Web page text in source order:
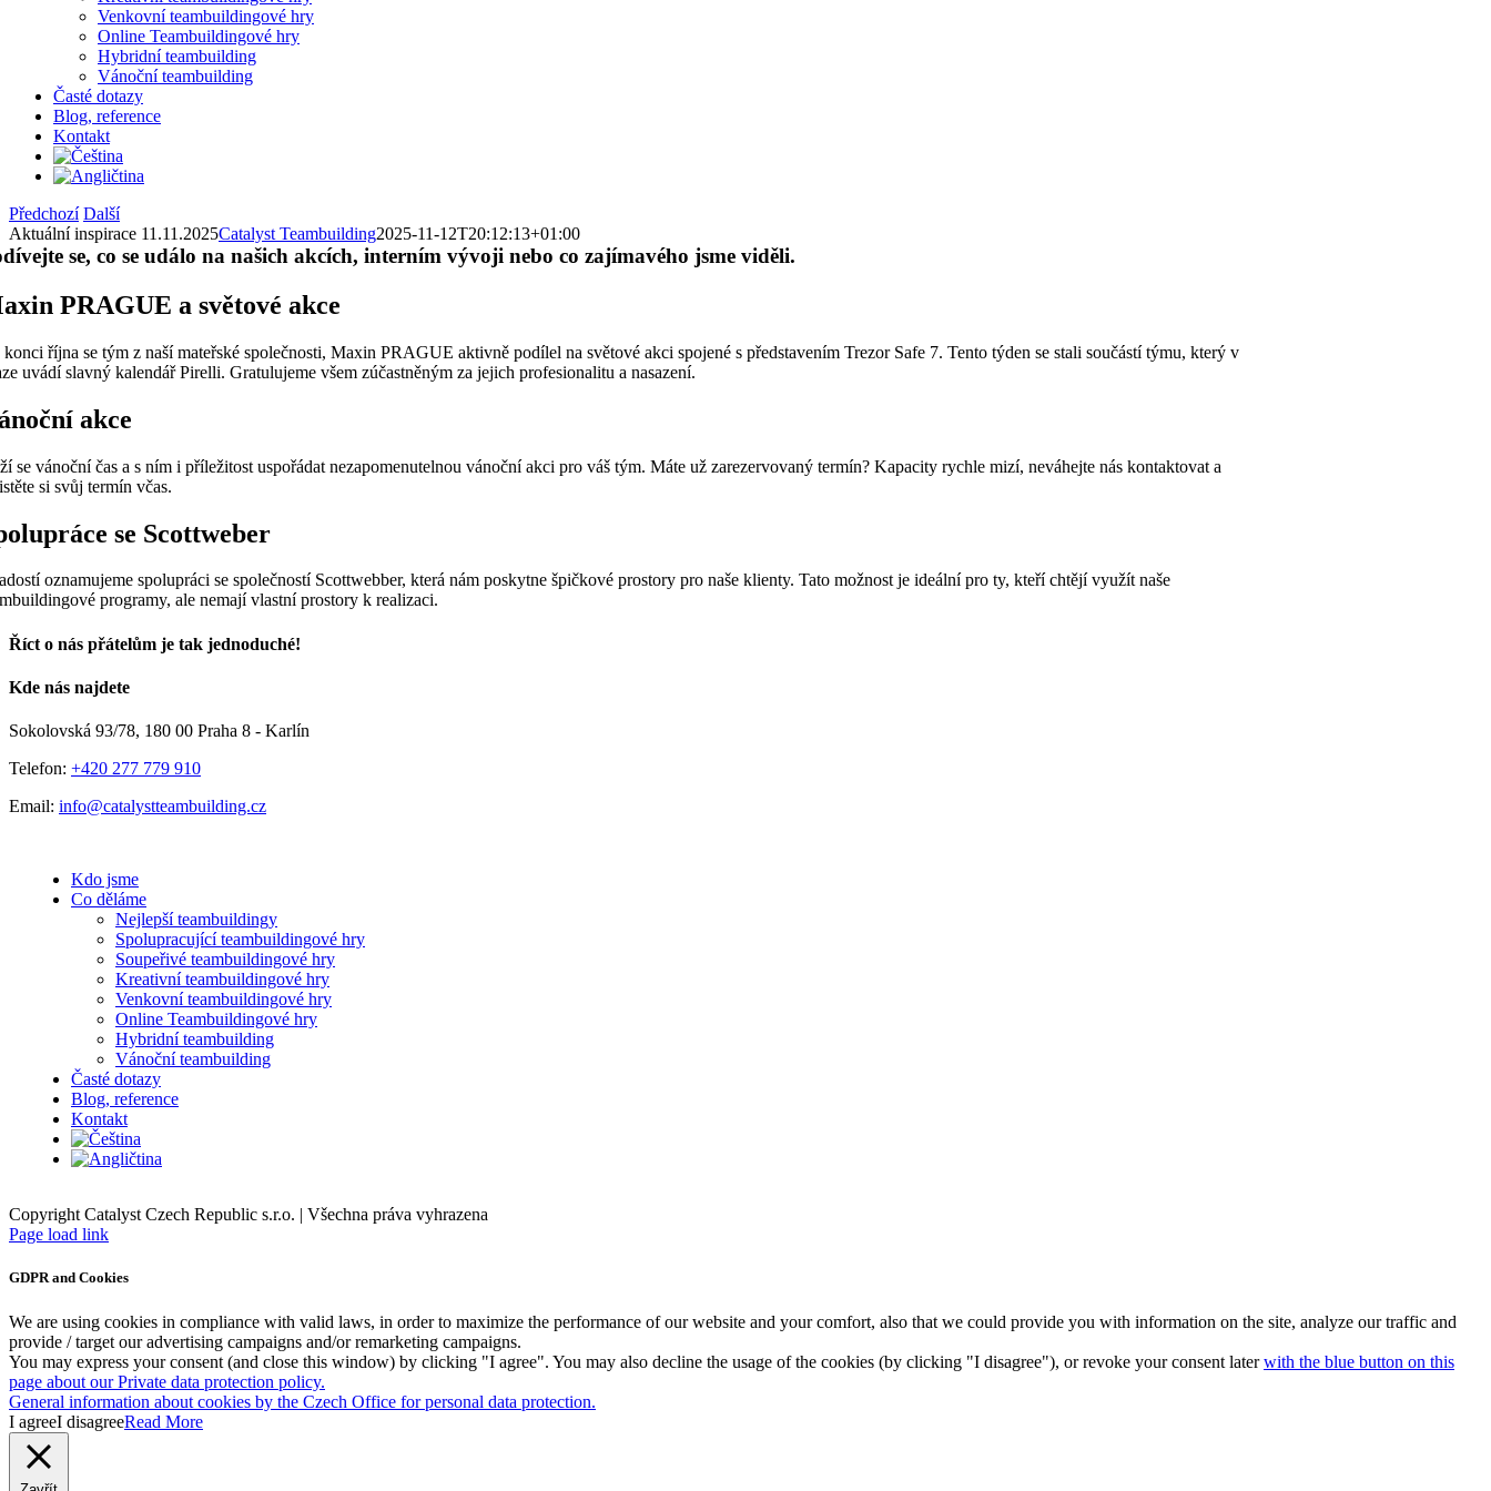
Venkovní teambuildingové hry
Online Teambuildingové hry
Hybridní teambuilding
Vánoční teambuilding
Časté dotazy
Blog, reference
Kontakt
Předchozí Další
Aktuální inspirace 11.11.2025Catalyst Teambuilding2025-11-12T20:12:13+01:00
se, co se událo na našich akcích, interním vývoji nebo co zajímavého jsme viděli.
PRAGUE a světové akce
konci října se tým z naší mateřské společnosti, Maxin PRAGUE aktivně podílel na světové akci spojené s představením Trezor Safe 7. Tento týden se stali součástí týmu, který v
uvádí slavný kalendář Pirelli. Gratulujeme všem zúčastněným za jejich profesionalitu a nasazení.
akce
se vánoční čas a s ním i příležitost uspořádat nezapomenutelnou vánoční akci pro váš tým. Máte už zarezervovaný termín? Kapacity rychle mizí, neváhejte nás kontaktovat a
si svůj termín včas.
se Scottweber
oznamujeme spolupráci se společností Scottwebber, která nám poskytne špičkové prostory pro naše klienty. Tato možnost je ideální pro ty, kteří chtějí využít naše
programy, ale nemají vlastní prostory k realizaci.
Říct o nás přátelům je tak jednoduché!
Facebook
E-
Kde nás najdete
Sokolovská 93/78, 180 00 Praha 8 - Karlín
Telefon: +420 277 779 910
Email: info@catalystteambuilding.cz
Kdo jsme
Co děláme
Nejlepší teambuildingy
Spolupracující teambuildingové hry
Soupeřivé teambuildingové hry
Kreativní teambuildingové hry
Venkovní teambuildingové hry
Online Teambuildingové hry
Hybridní teambuilding
Vánoční teambuilding
Časté dotazy
Blog, reference
Kontakt
Copyright Catalyst Czech Republic s.r.o. | Všechna práva vyhrazena
Facebook
Instagram
Page load link
GDPR and Cookies
We are using cookies in compliance with valid laws, in order to maximize the performance of our website and your comfort, also that we could provide you with information on the site, analyze our traffic and
provide / target our advertising campaigns and/or remarketing campaigns.
You may express your consent (and close this window) by clicking "I agree". You may also decline the usage of the cookies (by clicking "I disagree"), or revoke your consent laterwith the blue button on this
page about our Private data protection policy.
General information about cookies by the Czech Office for personal data protection.
I agreeI disagreeRead More